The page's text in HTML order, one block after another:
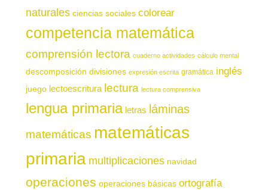
naturales ciencias sociales colorear
competencia matemática
comprensión lectora cuaderno actividades cálculo mental
descomposición divisiones expresión escrita gramática inglés
juego lectoescritura lectura lectura comprensiva
lengua primaria letras láminas
matemáticas matemáticas
primaria multiplicaciones navidad
operaciones operaciones básicas ortografía